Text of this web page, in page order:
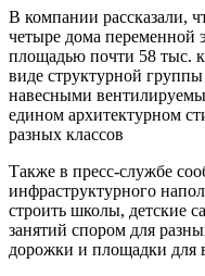
В компании рассказали,
четыре дома переменной
площадью почти 58 тыс.
виде структурной
навесными
едином архитектурном
разных классов
Также в пресс-службе
инфраструктурного
строить школы, детские
занятий спором для
дорожки и площадки для